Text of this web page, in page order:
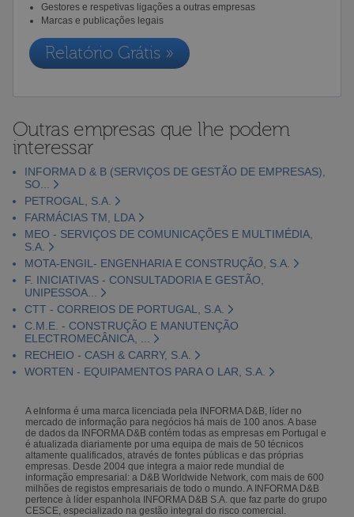
Gestores e respetivas ligações a outras empresas
Marcas e publicações legais
Relatório Grátis »
Outras empresas que lhe podem
interessar
INFORMA D & B (SERVIÇOS DE GESTÃO DE EMPRESAS),
SO...
PETROGAL, S.A.
FARMÁCIAS TM, LDA
MEO - SERVIÇOS DE COMUNICAÇÕES E MULTIMÉDIA,
S.A.
MOTA-ENGIL- ENGENHARIA E CONSTRUÇÃO, S.A.
F. INICIATIVAS - CONSULTADORIA E GESTÃO,
UNIPESSOA...
CTT - CORREIOS DE PORTUGAL, S.A.
C.M.E. - CONSTRUÇÃO E MANUTENÇÃO
ELECTROMECÂNICA, ...
RECHEIO - CASH & CARRY, S.A.
WORTEN - EQUIPAMENTOS PARA O LAR, S.A.
A eInforma é uma marca licenciada pela INFORMA D&B, líder no
mercado de informação para negócios há mais de 100 anos. A base
de dados da INFORMA D&B contém todas as empresas em Portugal e
é atualizada diariamente por uma equipa de mais de 50 técnicos
altamente qualificados, através de fontes públicas e das próprias
empresas. Desde 2004 que integra a maior rede mundial de
informação empresarial: a D&B Worldwide Network, com mais de 600
milhões de registos empresariais de todo o mundo. A INFORMA D&B
pertence à líder espanhola INFORMA D&B S.A. que faz parte do grupo
CESCE, especializado na gestão integral do risco comercial.